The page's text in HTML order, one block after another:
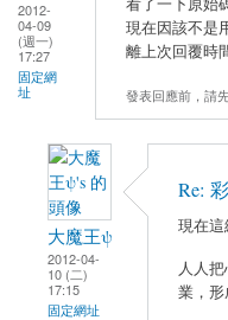
2012-
04-09
(週一)
17:27
固定網
址
現在因該不是
離上次回覆時
發表回應前，請
大魔王ψ
2012-04-
10 (二)
17:15
固定網址
Re:
現在
人人
業，